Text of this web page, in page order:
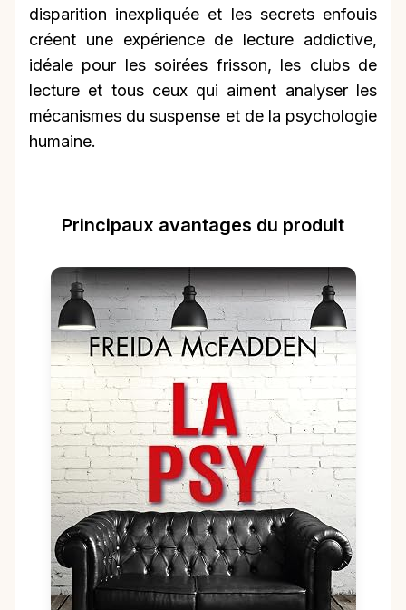
disparition inexpliquée et les secrets enfouis
créent une expérience de lecture addictive,
idéale pour les soirées frisson, les clubs de
lecture et tous ceux qui aiment analyser les
mécanismes du suspense et de la psychologie
humaine.
Principaux avantages du produit